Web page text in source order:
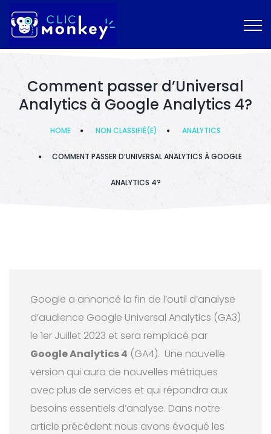
Comment passer d’Universal
Analytics à Google Analytics 4?
HOME NON CLASSIFIÉ(E) ANALYTICS
COMMENT PASSER D’UNIVERSAL ANALYTICS À GOOGLE
ANALYTICS 4?
Google a annoncé la fin de l’outil d’analyse
d’audience Google Universal Analytics (GA3)
le 1er Juillet 2023 et sera remplacé par
Google Analytics 4 (GA4). Une nouvelle
version qui aura de nouvelles métriques
avec plus de services et qui répondra aux
besoins essentiels d’analyse. Dans notre
article précédent nous avons évoqué les